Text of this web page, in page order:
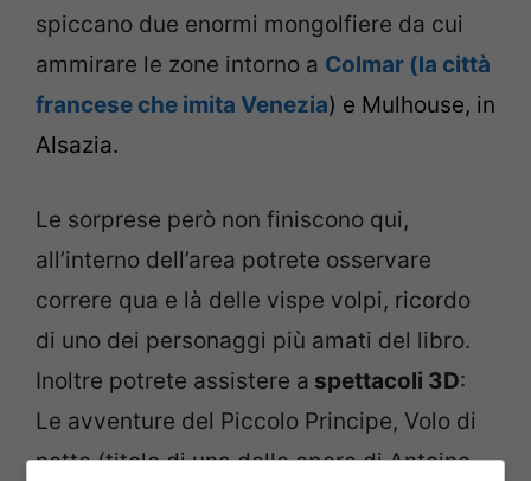
spiccano due enormi mongolfiere da cui
ammirare le zone intorno a Colmar (la città
francese che imita Venezia) e Mulhouse, in
Alsazia.
Le sorprese però non finiscono qui,
all’interno dell’area potrete osservare
correre qua e là delle vispe volpi, ricordo
di uno dei personaggi più amati del libro.
Inoltre potrete assistere a spettacoli 3D:
Le avventure del Piccolo Principe, Volo di
notte (titolo di una delle opere di Antoine